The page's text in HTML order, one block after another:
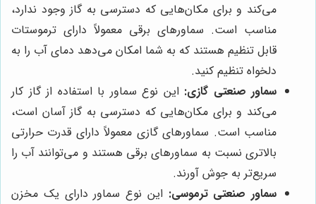
می‌کند و برای مکان‌هایی که دسترسی به گاز وجود ندارد،
مناسب است. سماورهای برقی معمولاً دارای ترموستات
قابل تنظیم هستند که به شما امکان می‌دهد دمای آب را به
دلخواه تنظیم کنید.
سماور صنعتی گازی: این نوع سماور با استفاده از گاز کار
می‌کند و برای مکان‌هایی که دسترسی به گاز آسان است،
مناسب است. سماورهای گازی معمولاً دارای قدرت حرارتی
بالاتری نسبت به سماورهای برقی هستند و می‌توانند آب را
سریع‌تر به جوش آورند.
سماور صنعتی ترموسی: این نوع سماور دارای یک مخزن